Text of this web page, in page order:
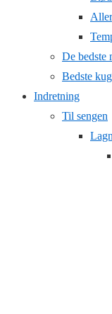
De bedste
Bedste
Indretning
Til sengen